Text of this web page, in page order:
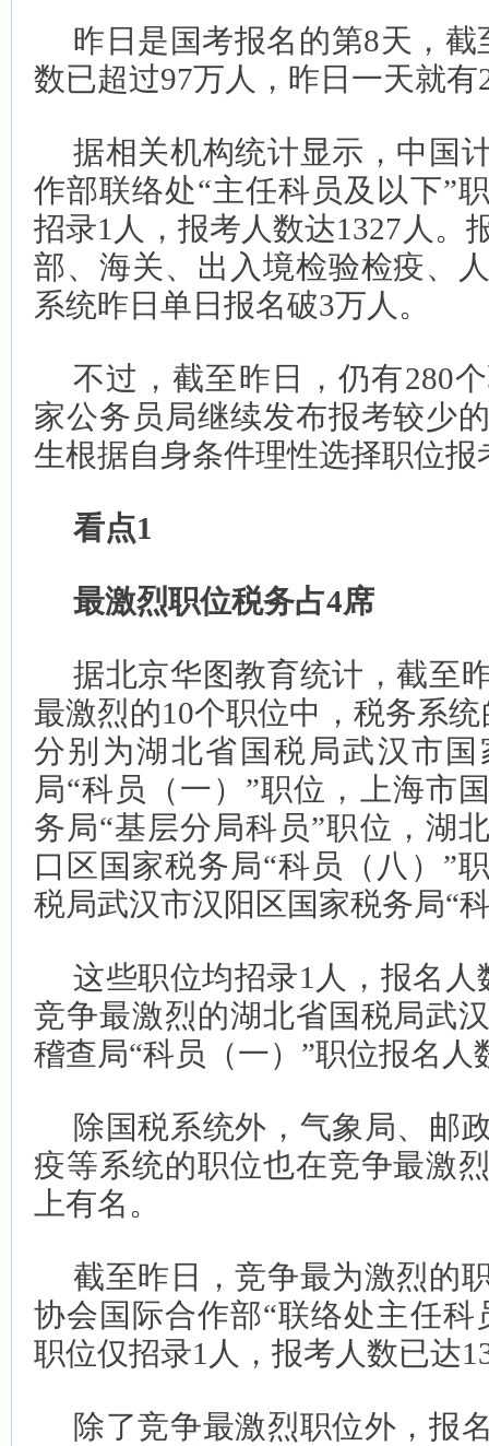
昨日是国考报名的第8天，
数已超过97万人，昨日一天就有
据相关机构统计显示，中国
作部联络处“主任科员及以下”
招录1人，报考人数达1327人。
部、海关、出入境检验检疫、
系统昨日单日报名破3万人。
不过，截至昨日，仍有280
家公务员局继续发布报考较少
生根据自身条件理性选择职位报
看点1
最激烈职位税务占4席
据北京华图教育统计，截至
最激烈的10个职位中，税务系
分别为湖北省国税局武汉市
局“科员（一）”职位，上海市
务局“基层分局科员”职位，湖
口区国家税务局“科员（八）”
税局武汉市汉阳区国家税务局“
这些职位均招录1人，报名人
竞争最激烈的湖北省国税局武
稽查局“科员（一）”职位报名人
除国税系统外，气象局、邮
疫等系统的职位也在竞争最激
上有名。
截至昨日，竞争最为激烈的
协会国际合作部“联络处主任科
职位仅招录1人，报考人数已达
除了竞争最激烈职位外，报